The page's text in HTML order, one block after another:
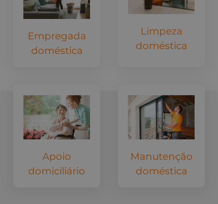
Empregada
doméstica
Limpeza
doméstica
Apoio
domiciliário
Manutenção
doméstica